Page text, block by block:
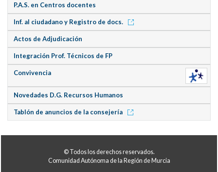
P.A.S. en Centros docentes
Inf. al ciudadano y Registro de docs.
Actos de Adjudicación
Integración Prof. Técnicos de FP
Convivencia
Novedades D.G. Recursos Humanos
Tablón de anuncios de la consejería
© Todos los derechos reservados.
Comunidad Autónoma de la Región de Murcia